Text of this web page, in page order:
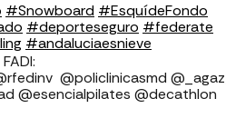
#Snowboard #EsquídeFondo
#deporteseguro #federate
#andaluciaesnieve
@policlinicasmd @_agaz_
@esencialpilates @decathlon